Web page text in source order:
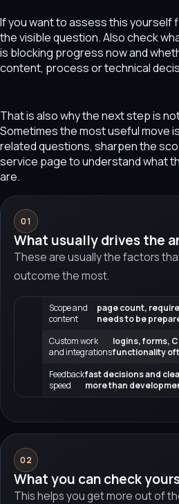
If you want to assess this yourself
the visible question. Also check
is blocking progress now and
content, process or technical
That is also why the next step is not
Sometimes the most useful move
related questions, sharpen the
service page to understand what
are.
01
What usually drives the
These are usually the factors
outcome the most.
Scope and
content
page count,
needs to be
Custom work
and integrations
logins, forms,
functionality
Feedback
speed
fast decisions and
more than
02
What you can check
This helps you get more out of